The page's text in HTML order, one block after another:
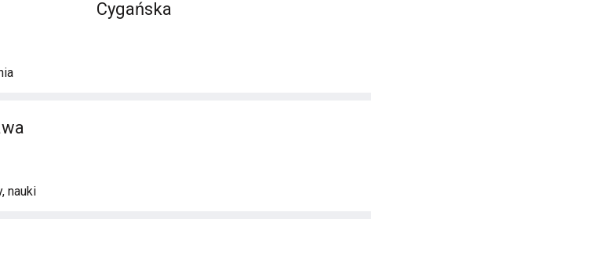
Cygańska
nauki